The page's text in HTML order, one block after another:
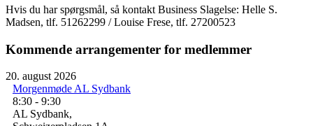
Hvis du har spørgsmål, så kontakt Business Slagelse: Helle S.
Madsen, tlf. 51262299 / Louise Frese, tlf. 27200523
Kommende arrangementer for medlemmer
20. august 2026
Morgenmøde AL Sydbank
8:30 - 9:30
AL Sydbank,